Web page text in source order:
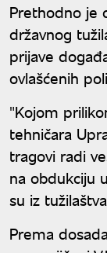
Prethodno je
državnog
prijave
ovlašćenih
"Kojom
tehničara
tragovi radi
na obdukciju
su iz
Prema